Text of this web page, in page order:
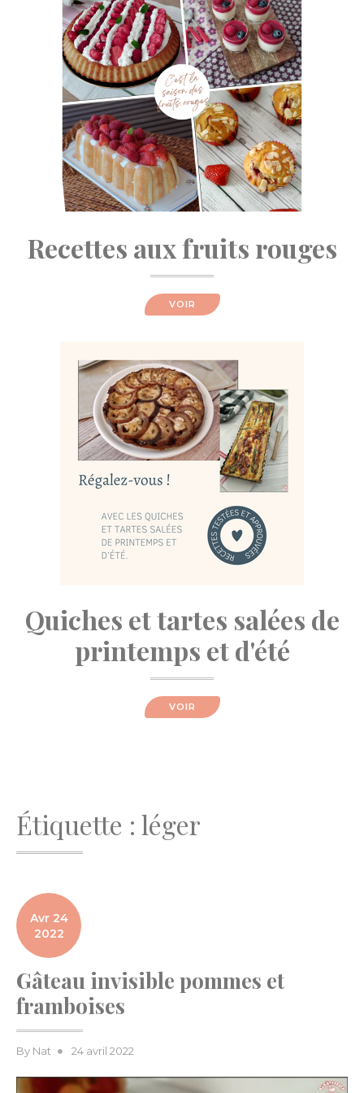
Recettes aux fruits rouges
VOIR
Quiches et tartes salées de
printemps et d'été
VOIR
Étiquette : léger
Avr 24
2022
Gâteau invisible pommes et
framboises
By Nat
Posted
24 avril 2022